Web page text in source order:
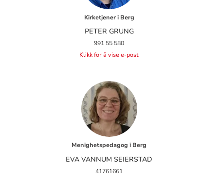
Kirketjener i Berg
PETER GRUNG
991 55 580
Klikk for å vise e-post
Menighetspedagog i Berg
EVA VANNUM SEIERSTAD
41761661